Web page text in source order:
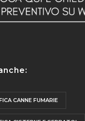
CANNE FUMARIE